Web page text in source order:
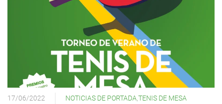
17/06/2022 NOTICIAS DE PORTADA TENIS DE MESA